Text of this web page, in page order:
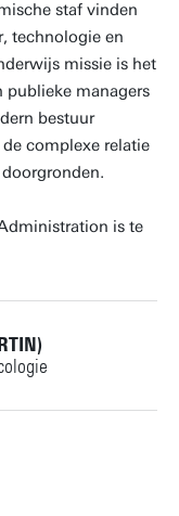
staf vinden
technologie en
missie is het
publieke managers
bestuur
complexe relatie
is te